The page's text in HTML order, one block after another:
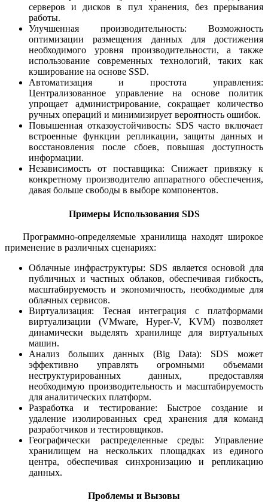
серверов и дисков в пул хранения, без прерывания
работы.
Улучшенная производительность: Возможность
оптимизации размещения данных для достижения
необходимого уровня производительности, а также
использование современных технологий, таких как
кэширование на основе SSD.
Автоматизация и простота управления:
Централизованное управление на основе политик
упрощает администрирование, сокращает количество
ручных операций и минимизирует вероятность ошибок.
Повышенная отказоустойчивость: SDS часто включает
встроенные функции репликации, защиты данных и
восстановления после сбоев, повышая доступность
информации.
Независимость от поставщика: Снижает привязку к
конкретному производителю аппаратного обеспечения,
давая больше свободы в выборе компонентов.
Примеры Использования SDS
Программно-определяемые хранилища находят широкое
применение в различных сценариях:
Облачные инфраструктуры: SDS является основой для
публичных и частных облаков, обеспечивая гибкость,
масштабируемость и экономичность, необходимые для
облачных сервисов.
Виртуализация: Тесная интеграция с платформами
виртуализации (VMware, Hyper-V, KVM) позволяет
динамически выделять хранилище для виртуальных
машин.
Анализ больших данных (Big Data): SDS может
эффективно управлять огромными объемами
неструктурированных данных, предоставляя
необходимую производительность и масштабируемость
для аналитических платформ.
Разработка и тестирование: Быстрое создание и
удаление изолированных сред хранения для команд
разработчиков и тестировщиков.
Географически распределенные среды: Управление
хранилищем на нескольких площадках из единого
центра, обеспечивая синхронизацию и репликацию
данных.
Проблемы и Вызовы